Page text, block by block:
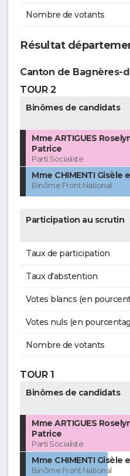
Nombre de votants
Résultat
Canton de Bagnères-
TOUR 2
Binômes de candidats
Mme ARTIGUES
Patrice
Parti Socialiste
Mme CHIMENTI Gisèle
Binôme Front National
Participation au scrutin
Taux de participation
Taux d'abstention
Votes blancs (en
Votes nuls (en
Nombre de votants
TOUR 1
Binômes de candidats
Mme ARTIGUES
Patrice
Parti Socialiste
Mme CHIMENTI Gisèle
Binôme Front National